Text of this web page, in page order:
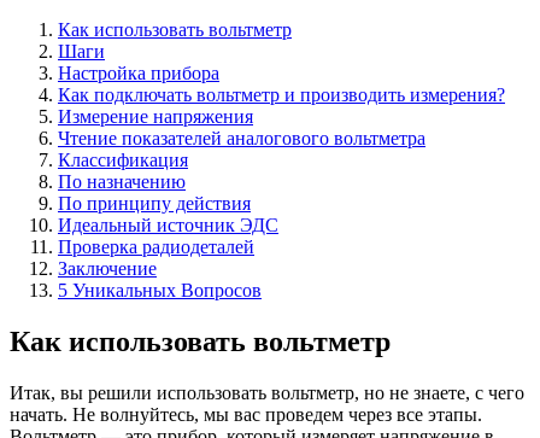
Как использовать вольтметр
Шаги
Настройка прибора
Как подключать вольтметр и производить измерения?
Измерение напряжения
Чтение показателей аналогового вольтметра
Классификация
По назначению
По принципу действия
Идеальный источник ЭДС
Проверка радиодеталей
Заключение
5 Уникальных Вопросов
Как использовать вольтметр
Итак, вы решили использовать вольтметр, но не знаете, с чего
начать. Не волнуйтесь, мы вас проведем через все этапы.